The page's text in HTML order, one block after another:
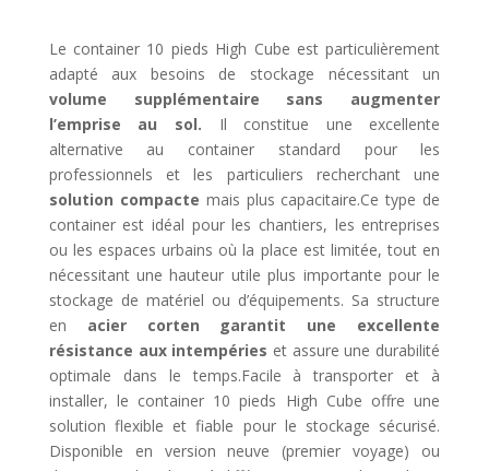
Le container 10 pieds High Cube est particulièrement
adapté aux besoins de stockage nécessitant un
volume supplémentaire sans augmenter
l’emprise au sol. Il constitue une excellente
alternative au container standard pour les
professionnels et les particuliers recherchant une
solution compacte mais plus capacitaire.Ce type de
container est idéal pour les chantiers, les entreprises
ou les espaces urbains où la place est limitée, tout en
nécessitant une hauteur utile plus importante pour le
stockage de matériel ou d’équipements. Sa structure
en acier corten garantit une excellente
résistance aux intempéries et assure une durabilité
optimale dans le temps.Facile à transporter et à
installer, le container 10 pieds High Cube offre une
solution flexible et fiable pour le stockage sécurisé.
Disponible en version neuve (premier voyage) ou